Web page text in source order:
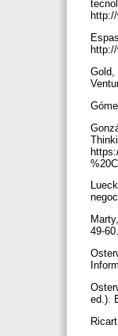
Gold,
49-
ed.).